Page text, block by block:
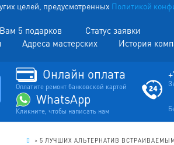
целей, предусмотренных Политикой
Вам 5 подарков Статус заявки
Адреса мастерских История
Онлайн оплата
Оплатите ремонт банковской картой
WhatsApp
Кликните, чтобы написать нам
> 5 ЛУЧШИХ АЛЬТЕРНАТИВ